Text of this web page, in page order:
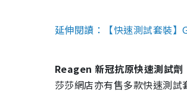
延伸閱讀：【快速測試套裝
Reagen 新冠抗原快速測試劑
莎莎網店亦有售多款快速測